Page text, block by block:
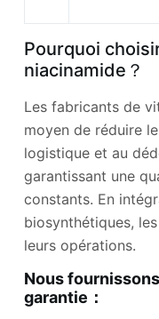
Pourquoi
niacinamide？
Les fabricants de
moyen de réduire
logistique et au
garantissant une
constants. En
biosynthétiques,
leurs opérations.
Nous
garantie：